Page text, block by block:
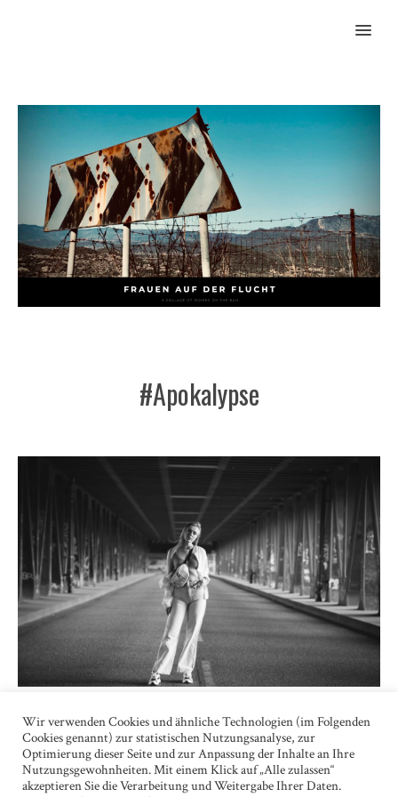
MENU
#Apokalypse
DEAD” ANSIEHT, GIBT ES IMMER EINEN TYPEN, DER
VÖLLIG DURCHKNALLT. DAS WAR ICH.
Ukraine
Wir verwenden Cookies und ähnliche Technologien (im Folgenden
Cookies genannt) zur statistischen Nutzungsanalyse, zur
Optimierung dieser Seite und zur Anpassung der Inhalte an Ihre
Nutzungsgewohnheiten. Mit einem Klick auf „Alle zulassen“
akzeptieren Sie die Verarbeitung und Weitergabe Ihrer Daten.